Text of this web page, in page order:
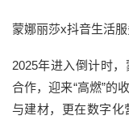
蒙娜丽莎x抖音生活
2025年进入倒计时
合作，迎来“高燃”的
与建材，更在数字化